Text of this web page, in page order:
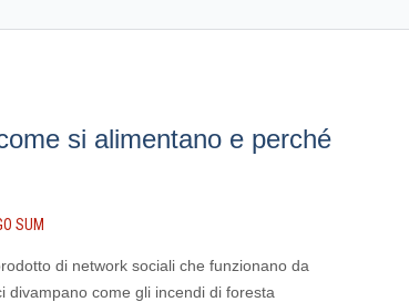
si alimentano e perché
SUM
di network sociali che funzionano da
divampano come gli incendi di foresta